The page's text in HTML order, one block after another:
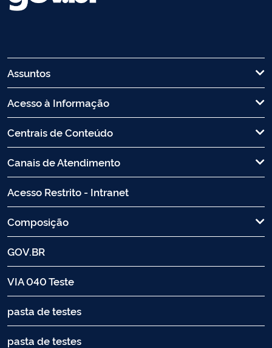
Assuntos
Acesso à Informação
Centrais de Conteúdo
Canais de Atendimento
Acesso Restrito - Intranet
Composição
GOV.BR
VIA 040 Teste
pasta de testes
pasta de testes